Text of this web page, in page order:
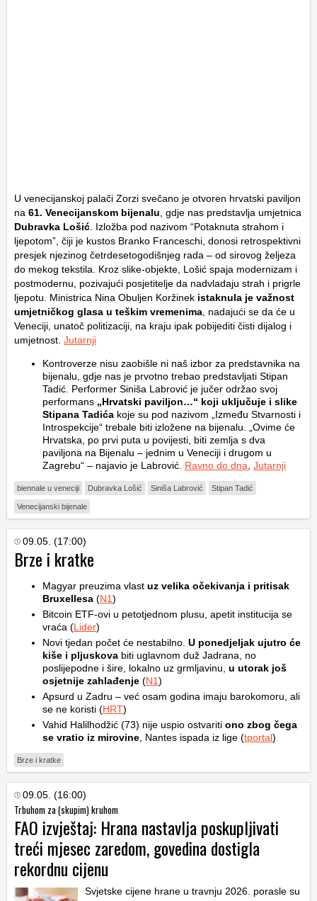
U venecijanskoj palači Zorzi svečano je otvoren hrvatski paviljon
na 61. Venecijanskom bijenalu, gdje nas predstavlja umjetnica
Dubravka Lošić. Izložba pod nazivom “Potaknuta strahom i
ljepotom”, čiji je kustos Branko Franceschi, donosi retrospektivni
presjek njezinog četrdesetogodišnjeg rada – od sirovog željeza
do mekog tekstila. Kroz slike-objekte, Lošić spaja modernizam i
postmodernu, pozivajući posjetitelje da nadvladaju strah i prigrle
ljepotu. Ministrica Nina Obuljen Koržinek istaknula je važnost
umjetničkog glasa u teškim vremenima, nadajući se da će u
Veneciji, unatoč politizaciji, na kraju ipak pobijediti čisti dijalog i
umjetnost. Jutarnji
Kontroverze nisu zaobišle ni naš izbor za predstavnika na
bijenalu, gdje nas je prvotno trebao predstavljati Stipan
Tadić. Performer Siniša Labrović je jučer održao svoj
performans „Hrvatski paviljon…“ koji uključuje i slike
Stipana Tadića koje su pod nazivom „Između Stvarnosti i
Introspekcije“ trebale biti izložene na bijenalu. „Ovime će
Hrvatska, po prvi puta u povijesti, biti zemlja s dva
paviljona na Bijenalu – jednim u Veneciji i drugom u
Zagrebu“ – najavio je Labrović. Ravno do dna, Jutarnji
biennale u veneciji Dubravka Lošić Siniša Labrović Stipan Tadić
Venecijanski bijenale
09.05. (17:00)
Brze i kratke
Magyar preuzima vlast uz velika očekivanja i pritisak
Bruxellesa (N1)
Bitcoin ETF-ovi u petotjednom plusu, apetit institucija se
vraća (Lider)
Novi tjedan počet će nestabilno. U ponedjeljak ujutro će
kiše i pljuskova biti uglavnom duž Jadrana, no
poslijepodne i šire, lokalno uz grmljavinu, u utorak još
osjetnije zahlađenje (N1)
Apsurd u Zadru – već osam godina imaju barokomoru, ali
se ne koristi (HRT)
Vahid Halilhodžić (73) nije uspio ostvariti ono zbog čega
se vratio iz mirovine, Nantes ispada iz lige (tportal)
Brze i kratke
09.05. (16:00)
Trbuhom za (skupim) kruhom
FAO izvještaj: Hrana nastavlja poskupljivati
treći mjesec zaredom, govedina dostigla
rekordnu cijenu
Svjetske cijene hrane u travnju 2026. porasle su